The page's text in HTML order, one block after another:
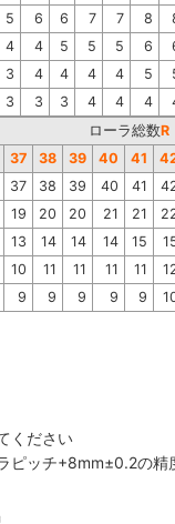
5 6 6 7 7 8
4 4 5 5 5 6
3 4 4 4 4 5
3 3 3 4 4 4
ローラ総数R
37 38 39 40 41
37 38 39 40 41
19 20 20 21 21
13 14 14 14 15
10 11 11 11 11
9 9 9 9 9
ください
ッチ+8mm±0.2の精